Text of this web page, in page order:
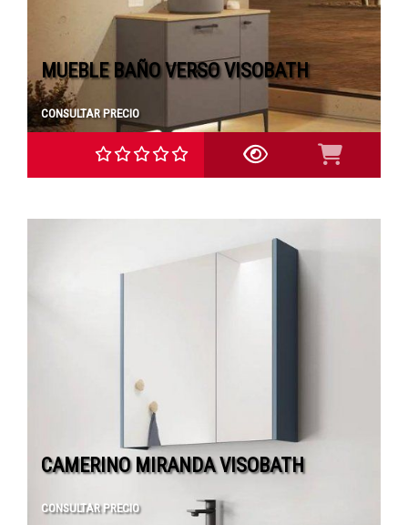
MUEBLE BAÑO VERSO VISOBATH
CONSULTAR PRECIO
CAMERINO MIRANDA VISOBATH
CONSULTAR PRECIO